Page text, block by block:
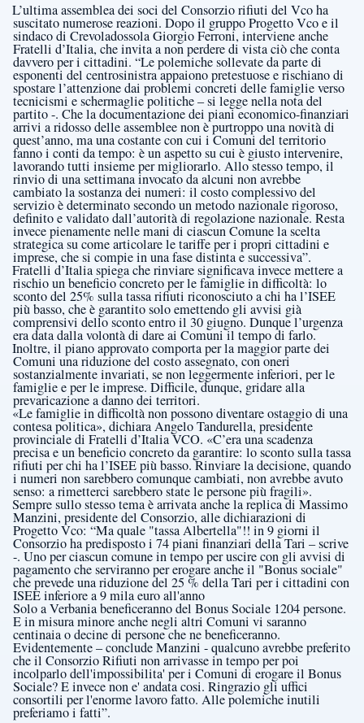
L’ultima assemblea dei soci del Consorzio rifiuti del Vco ha
suscitato numerose reazioni. Dopo il gruppo Progetto Vco e il
sindaco di Crevoladossola Giorgio Ferroni, interviene anche
Fratelli d’Italia, che invita a non perdere di vista ciò che conta
davvero per i cittadini. “Le polemiche sollevate da parte di
esponenti del centrosinistra appaiono pretestuose e rischiano di
spostare l’attenzione dai problemi concreti delle famiglie verso
tecnicismi e schermaglie politiche – si legge nella nota del
partito -. Che la documentazione dei piani economico-finanziari
arrivi a ridosso delle assemblee non è purtroppo una novità di
quest’anno, ma una costante con cui i Comuni del territorio
fanno i conti da tempo: è un aspetto su cui è giusto intervenire,
lavorando tutti insieme per migliorarlo. Allo stesso tempo, il
rinvio di una settimana invocato da alcuni non avrebbe
cambiato la sostanza dei numeri: il costo complessivo del
servizio è determinato secondo un metodo nazionale rigoroso,
definito e validato dall’autorità di regolazione nazionale. Resta
invece pienamente nelle mani di ciascun Comune la scelta
strategica su come articolare le tariffe per i propri cittadini e
imprese, che si compie in una fase distinta e successiva”.
Fratelli d’Italia spiega che rinviare significava invece mettere a
rischio un beneficio concreto per le famiglie in difficoltà: lo
sconto del 25% sulla tassa rifiuti riconosciuto a chi ha l’ISEE
più basso, che è garantito solo emettendo gli avvisi già
comprensivi dello sconto entro il 30 giugno. Dunque l’urgenza
era data dalla volontà di dare ai Comuni il tempo di farlo.
Inoltre, il piano approvato comporta per la maggior parte dei
Comuni una riduzione del costo assegnato, con oneri
sostanzialmente invariati, se non leggermente inferiori, per le
famiglie e per le imprese. Difficile, dunque, gridare alla
prevaricazione a danno dei territori.
«Le famiglie in difficoltà non possono diventare ostaggio di una
contesa politica», dichiara Angelo Tandurella, presidente
provinciale di Fratelli d’Italia VCO. «C’era una scadenza
precisa e un beneficio concreto da garantire: lo sconto sulla tassa
rifiuti per chi ha l’ISEE più basso. Rinviare la decisione, quando
i numeri non sarebbero comunque cambiati, non avrebbe avuto
senso: a rimetterci sarebbero state le persone più fragili».
Sempre sullo stesso tema è arrivata anche la replica di Massimo
Manzini, presidente del Consorzio, alle dichiarazioni di
Progetto Vco: “Ma quale "tassa Albertella"!! in 9 giorni il
Consorzio ha predisposto i 74 piani finanziari della Tari – scrive
-. Uno per ciascun comune in tempo per uscire con gli avvisi di
pagamento che serviranno per erogare anche il "Bonus sociale"
che prevede una riduzione del 25 % della Tari per i cittadini con
ISEE inferiore a 9 mila euro all'anno
Solo a Verbania beneficeranno del Bonus Sociale 1204 persone.
E in misura minore anche negli altri Comuni vi saranno
centinaia o decine di persone che ne beneficeranno.
Evidentemente – conclude Manzini - qualcuno avrebbe preferito
che il Consorzio Rifiuti non arrivasse in tempo per poi
incolparlo dell'impossibilita' per i Comuni di erogare il Bonus
Sociale? E invece non e' andata cosi. Ringrazio gli uffici
consortili per l'enorme lavoro fatto. Alle polemiche inutili
preferiamo i fatti”.